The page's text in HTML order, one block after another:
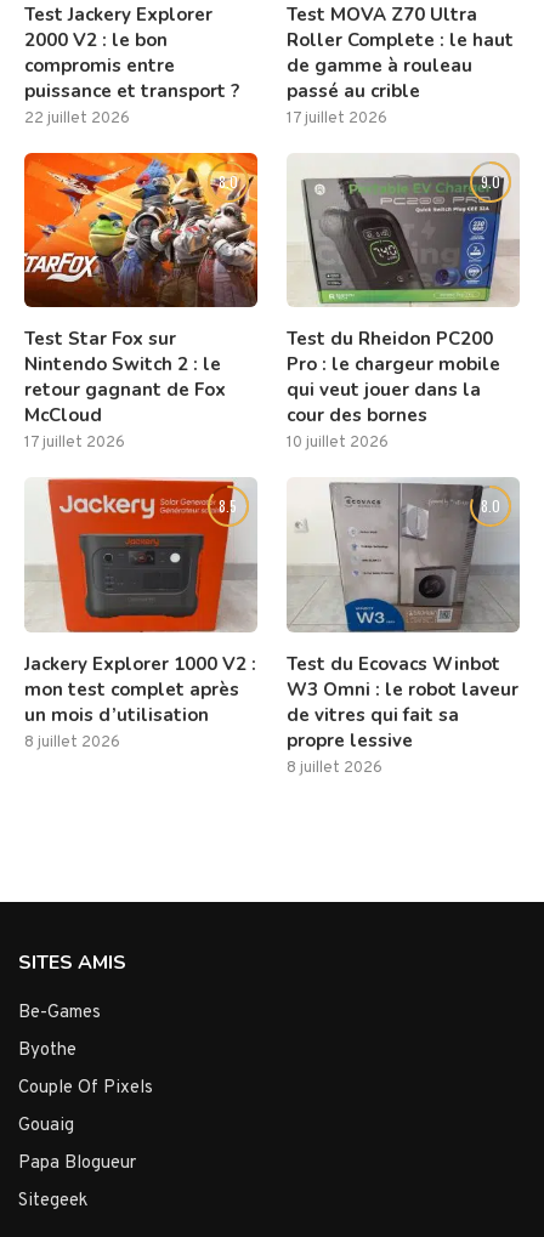
Test Jackery Explorer
2000 V2 : le bon
compromis entre
puissance et transport ?
22 juillet 2026
Test MOVA Z70 Ultra
Roller Complete : le haut
de gamme à rouleau
passé au crible
17 juillet 2026
8.0
Test Star Fox sur
Nintendo Switch 2 : le
retour gagnant de Fox
McCloud
17 juillet 2026
9.0
Test du Rheidon PC200
Pro : le chargeur mobile
qui veut jouer dans la
cour des bornes
10 juillet 2026
8.5
Jackery Explorer 1000 V2 :
mon test complet après
un mois d’utilisation
8 juillet 2026
8.0
Test du Ecovacs Winbot
W3 Omni : le robot laveur
de vitres qui fait sa
propre lessive
8 juillet 2026
SITES AMIS
Be-Games
Byothe
Couple Of Pixels
Gouaig
Papa Blogueur
Sitegeek